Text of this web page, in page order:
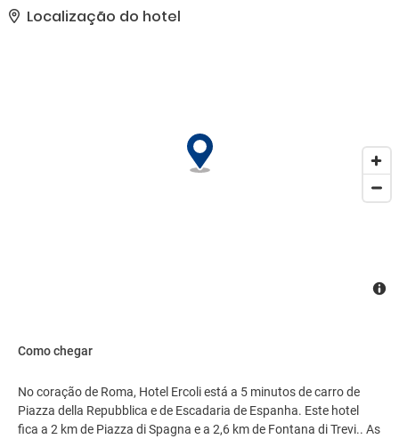
check-out expresso e armazenamento para bagagem. Mediante
uma sobretaxa, há serviço de traslado de/para o aeroporto
Localização do hotel
Como chegar
No coração de Roma, Hotel Ercoli está a 5 minutos de carro de
Piazza della Repubblica e de Escadaria de Espanha. Este hotel
fica a 2 km de Piazza di Spagna e a 2,6 km de Fontana di Trevi.. As